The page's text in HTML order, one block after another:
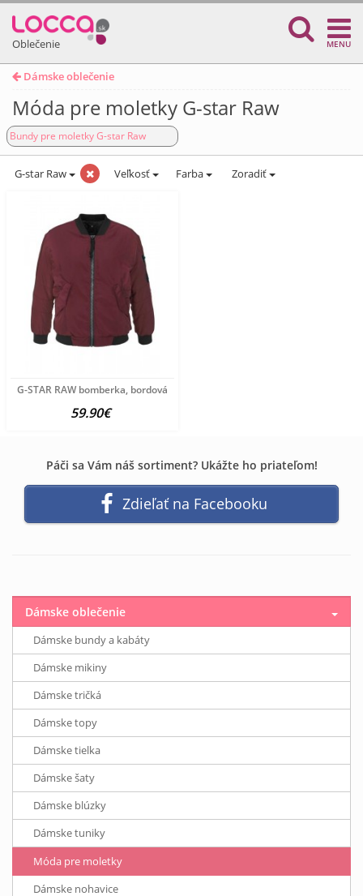
Oblečenie MENU
Dámske oblečenie
Móda pre moletky G-star Raw
Bundy pre moletky G-star Raw
G-star Raw Veľkosť Farba Zoradiť
G-STAR RAW bomberka, bordová
59.90€
Páči sa Vám náš sortiment? Ukážte ho priateľom!
Zdieľať na Facebooku
Dámske oblečenie
Dámske bundy a kabáty
Dámske mikiny
Dámske tričká
Dámske topy
Dámske tielka
Dámske šaty
Dámske blúzky
Dámske tuniky
Móda pre moletky
Dámske nohavice